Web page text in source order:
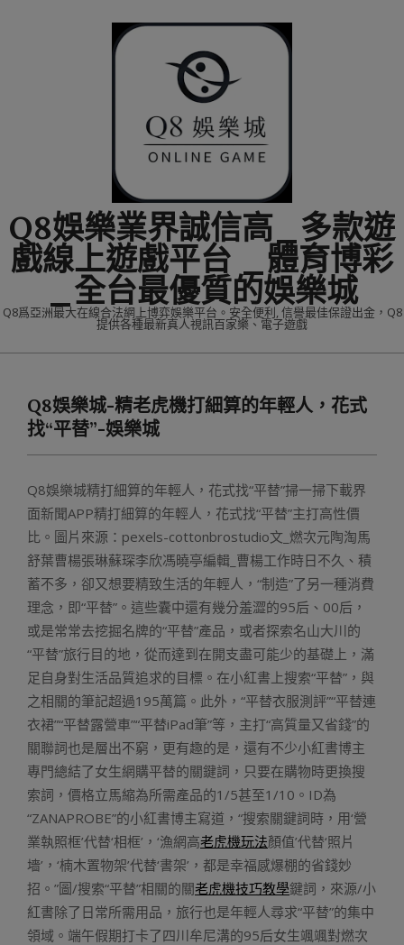
Q8娛樂業界誠信高_多款遊
戲線上遊戲平台 _體育博彩
_全台最優質的娛樂城
Q8爲亞洲最大在線合法網上博弈娛樂平台。安全便利, 信譽最佳保證出金，Q8
提供各種最新真人視訊百家樂、電子遊戲
MenuQ8娛樂城-精老虎機打細算的年輕人，花式
找“平替”-娛樂城
Q8娛樂城精打細算的年輕人，花式找“平替”掃一掃下載界
面新聞APP精打細算的年輕人，花式找“平替”主打高性價
比。圖片來源：pexels-cottonbrostudio文_燃次元陶淘馬
舒葉曹楊張琳蘇琛李欣馮曉亭編輯_曹楊工作時日不久、積
蓄不多，卻又想要精致生活的年輕人，“制造”了另一種消費
理念，即“平替”。這些囊中還有幾分羞澀的95后、00后，
或是常常去挖掘名牌的“平替”產品，或者探索名山大川的
“平替”旅行目的地，從而達到在開支盡可能少的基礎上，滿
足自身對生活品質追求的目標。在小紅書上搜索“平替”，與
之相關的筆記超過195萬篇。此外，“平替衣服測評”“平替連
衣裙”“平替露營車”“平替iPad筆”等，主打“高質量又省錢”的
關聯詞也是層出不窮，更有趣的是，還有不少小紅書博主
專門總結了女生網購平替的關鍵詞，只要在購物時更換搜
索詞，價格立馬縮為所需產品的1/5甚至1/10。ID為
“ZANAPROBE”的小紅書博主寫道，“搜索關鍵詞時，用‘營
業執照框’代替‘相框’，‘漁網高老虎機玩法顏值’代替‘照片
墻’，‘楠木置物架’代替‘書架’，都是幸福感爆棚的省錢妙
招。”圖/搜索“平替”相關的關老虎機技巧教學鍵詞，來源/小
紅書除了日常所需用品，旅行也是年輕人尋求“平替”的集中
領域。端午假期打卡了四川牟尼溝的95后女生颯颯對燃次